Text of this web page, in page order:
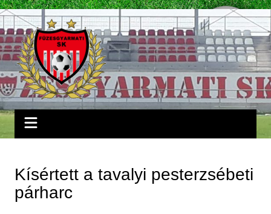
Skip
to
content
Kísértett a tavalyi pesterzsébeti
párharc